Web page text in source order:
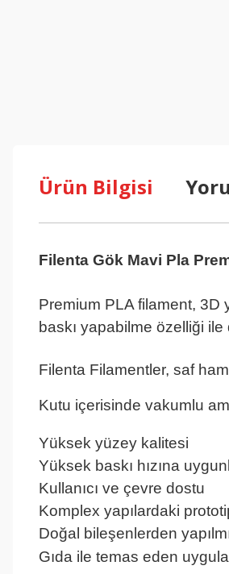
Ürün Bilgisi
Filenta Gök Mavi Pla
Premium PLA filament, 3D
baskı yapabilme özelliği
Filenta Filamentler, saf
Kutu içerisinde vakumlu
Yüksek yüzey kalitesi
Yüksek baskı hızına
Kullanıcı ve çevre dostu
Komplex yapılardaki
Doğal bileşenlerden
Gıda ile temas eden